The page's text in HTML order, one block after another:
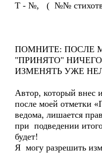
Т - №, ( №№
ПОМНИТЕ: ПОСЛЕ
"ПРИНЯТО"
ИЗМЕНЯТЬ УЖЕ
Автор, который внес
после моей отметки
ведома, лишается
при подведении
будет!
Я могу разрешить